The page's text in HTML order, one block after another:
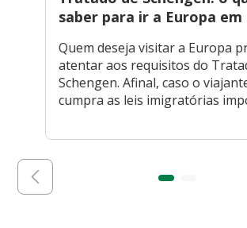
saber para ir a Europa em
Quem deseja visitar a Europa
atentar aos requisitos do
Schengen. Afinal, caso o
cumpra as leis imigratórias